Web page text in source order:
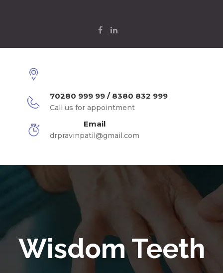
70280 999 99 / 8380 832 999
Call us for appointment
Email
drpravinpatil@gmail.com
Wisdom Teeth